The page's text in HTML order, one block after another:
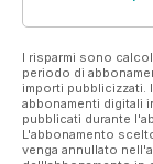
I risparmi sono
periodo di
importi
abbonamenti digitali
pubblicati durante
L'abbonamento
venga annullato